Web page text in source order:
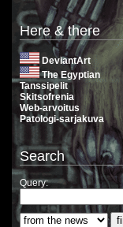
Here & there
DeviantArt
The Egyptian
Tanssipelit
Skitsofrenia
Web-arvoitus
Patologi-sarjakuva
Search
Query: